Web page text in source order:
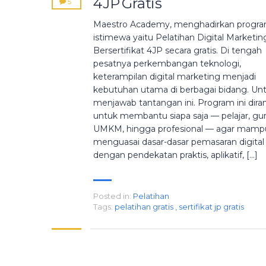
Maestro Academy, menghadirkan
istimewa yaitu Pelatihan Digital
Bersertifikat 4JP secara gratis. Di tengah
pesatnya perkembangan teknologi,
keterampilan digital marketing menjadi
kebutuhan utama di berbagai bidang.
menjawab tantangan ini. Program ini
untuk membantu siapa saja — pelajar,
UMKM, hingga profesional — agar
menguasai dasar-dasar pemasaran digital
dengan pendekatan praktis, aplikatif, […]
Posted in: Pelatihan
Tags: pelatihan gratis sertifikat jp gratis